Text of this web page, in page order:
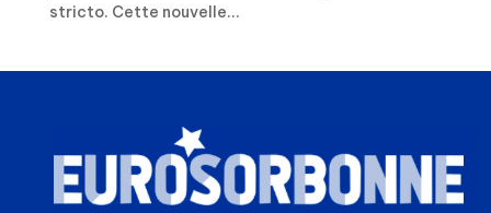
stricto. Cette nouvelle...